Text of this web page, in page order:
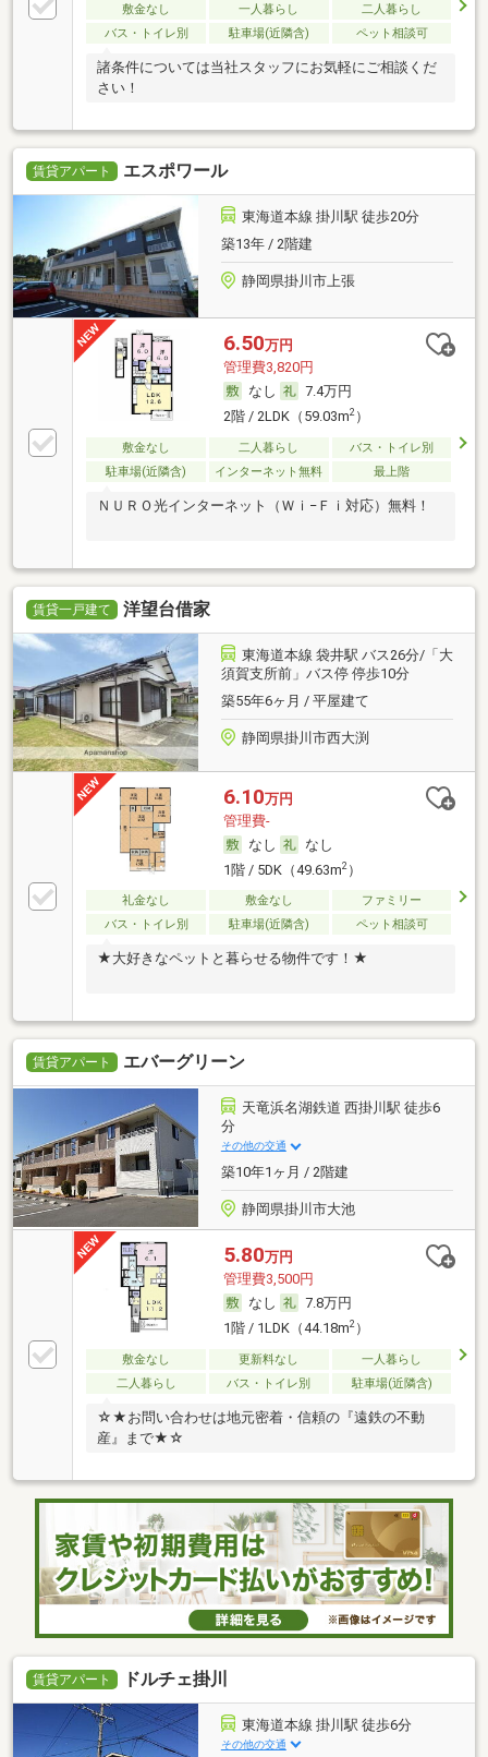
敷金なし 一人暮らし
二人暮らし
バス・トイレ別
駐車場(近隣含) ペット相談可
諸条件については当社スタッフにお気軽にご相談くだ
さい！
賃貸アパート エスポワール
東海道本線 掛川駅 徒歩20分
築13年 / 2階建
静岡県掛川市上張
6.50万円
管理費3,820円
なし
7.4万円
2階 / 2LDK（59.03m2）
敷金なし 二人暮らし
バス・トイレ別
駐車場(近隣含)
インターネット無料 最上階
ＮＵＲＯ光インターネット（Ｗｉ−Ｆｉ対応）無料！
賃貸一戸建て 洋望台借家
東海道本線 袋井駅 バス26分/「大
須賀支所前」バス停 停歩10分
築55年6ヶ月 / 平屋建て
静岡県掛川市西大渕
6.10万円
管理費-
なし
なし
1階 / 5DK（49.63m2）
礼金なし 敷金なし
ファミリー
バス・トイレ別
駐車場(近隣含) ペット相談可
★大好きなペットと暮らせる物件です！★
賃貸アパート エバーグリーン
天竜浜名湖鉄道 西掛川駅 徒歩6
分
その他の交通
築10年1ヶ月 / 2階建
静岡県掛川市大池
5.80万円
管理費3,500円
なし
7.8万円
1階 / 1LDK（44.18m2）
敷金なし 更新料なし
一人暮らし
二人暮らし
バス・トイレ別 駐車場(近隣含)
☆★お問い合わせは地元密着・信頼の『遠鉄の不動
産』まで★☆
賃貸アパート ドルチェ掛川
東海道本線 掛川駅 徒歩6分
その他の交通